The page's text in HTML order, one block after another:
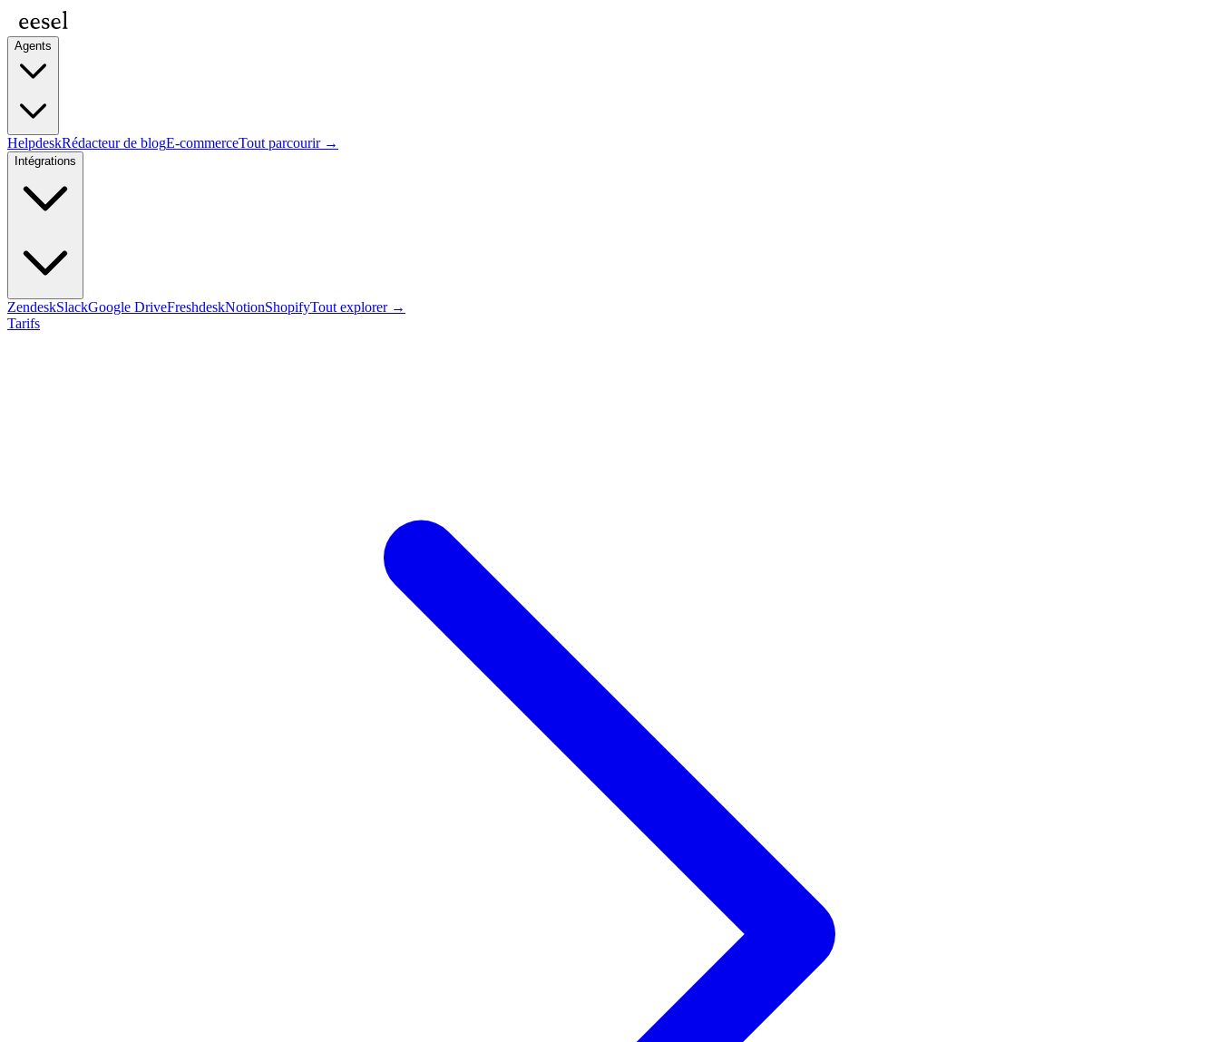
Agents
HelpdeskRédacteur de blogE-commerceTout parcourir →
Intégrations
ZendeskSlackGoogle DriveFreshdeskNotionShopifyTout explorer →
Tarifs